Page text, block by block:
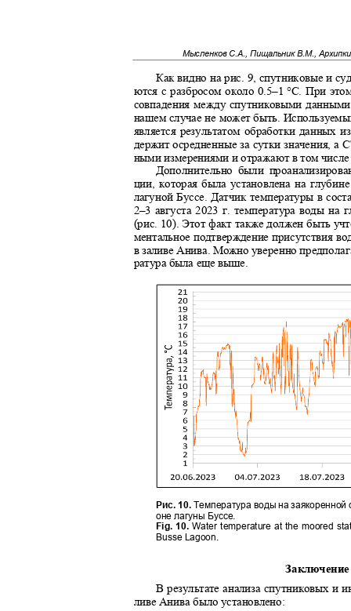
Мысленков С.А., Пищальник В.М.,
Как видно на рис. 9, спутниковые и
ются с разбросом около 0.5–1 °С. При
совпадения между спутниковыми
нашем случае не может быть.
является результатом обработки данных
держит осредненные за сутки значения,
ными измерениями и отражают в том
Дополнительно были
ции, которая была установлена на
лагуной Буссе. Датчик температуры в
2–3 августа 2023 г. температура воды
(рис. 10). Этот факт также должен быть
ментальное подтверждение присутствия
в заливе Анива. Можно уверенно
ратура была еще выше.
Рис. 10.Температура воды на
оне лагуны Буссе.
Fig. 10.Water temperature at the moored
Busse Lagoon.
В результате анализа спутниковых и
ливе Анива было установлено: